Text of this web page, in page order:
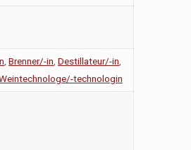
Brenner/-in Destillateur/-in
technologin